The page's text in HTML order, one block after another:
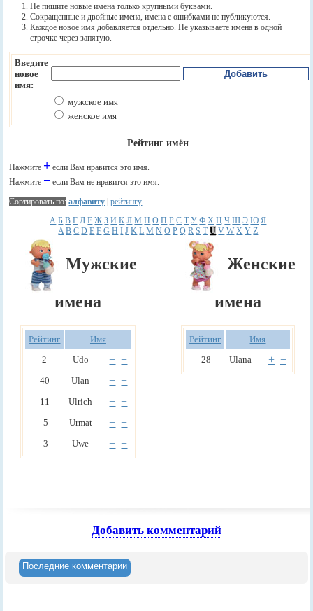
Не пишите новые имена только крупными буквами.
Сокращенные и двойные имена, имена с ошибками не публикуются.
Каждое новое имя добавляется отдельно. Не указываете имена в одной
строчке через запятую.
Введите
новое
имя:
мужское имя
женское имя
Рейтинг имён
Нажмите + если Вам нравится это имя.
Нажмите − если Вам не нравится это имя.
Сортировать по: алфавиту |рейтингу
А Б В Г Д Е Ж З И К Л М Н О П Р С Т У Ф Х Ц Ч Ш Э Ю Я
A B C D E F G H I J K L M N O P Q R S T U V W X Y Z
Мужские
имена
Рейтинг
Имя
2
Udo + −
40 Ulan + −
11 Ulrich + −
-5 Urmat + −
-3 Uwe + −
Женские
имена
Рейтинг
Имя
-28
Ulana + −
Добавить комментарий
Последние комментарии